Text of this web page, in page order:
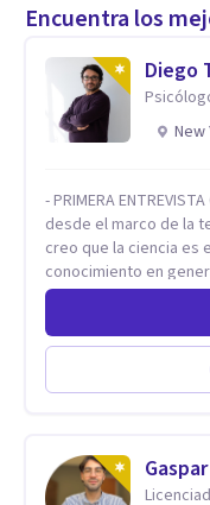
Encuentra los
Diego
New
- PRIMERA
desde el marco de la
creo que la ciencia es
conocimiento en
interesan los
persona pueda
aceptando y
emocionales. Abordo
de ansiedad y del